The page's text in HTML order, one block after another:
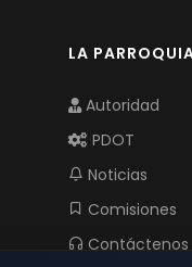
LA
Autoridad
PDOT
Noticias
Comisiones
Contáctenos